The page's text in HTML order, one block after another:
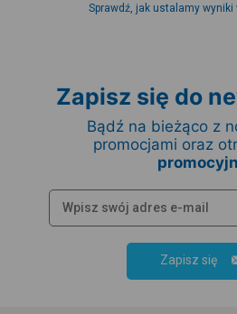
Sprawdź, jak ustalamy
Zapisz się do
Bądź na bieżąco z
promocjami oraz
Zapisz się